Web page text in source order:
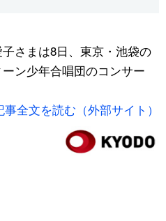
さまは8日、東京・池袋の
ン少年合唱団のコンサー
事全文を読む（外部サイト）